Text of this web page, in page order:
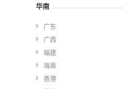
华南
广东
广西
福建
海南
香港